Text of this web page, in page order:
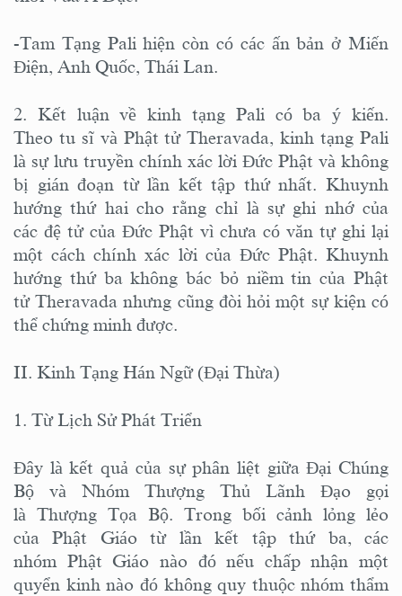
-Tam Tạng Pali hiện còn có các ấn bản ở Miến
Điện, Anh Quốc, Thái Lan.
2. Kết luận về kinh tạng Pali có ba ý kiến.
Theo tu sĩ và Phật tử Theravada, kinh tạng Pali
là sự lưu truyền chính xác lời Đức Phật và không
bị gián đoạn từ lần kết tập thứ nhất. Khuynh
hướng thứ hai cho rằng chỉ là sự ghi nhớ của
các đệ tử của Đức Phật vì chưa có văn tự ghi lại
một cách chính xác lời của Đức Phật. Khuynh
hướng thứ ba không bác bỏ niềm tin của Phật
tử Theravada nhưng cũng đòi hỏi một sự kiện có
thể chứng minh được.
II. Kinh Tạng Hán Ngữ (Đại Thừa)
1. Từ Lịch Sử Phát Triển
Đây là kết quả của sự phân liệt giữa Đại Chúng
Bộ và Nhóm Thượng Thủ Lãnh Đạo gọi
là Thượng Tọa Bộ. Trong bối cảnh lỏng lẻo
của Phật Giáo từ lần kết tập thứ ba, các
nhóm Phật Giáo nào đó nếu chấp nhận một
quyển kinh nào đó không quy thuộc nhóm thẩm